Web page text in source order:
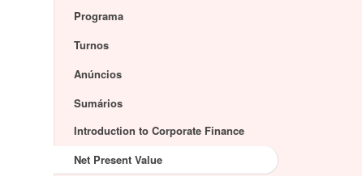
Programa
Turnos
Anúncios
Sumários
Introduction to Corporate Finance
Net Present Value